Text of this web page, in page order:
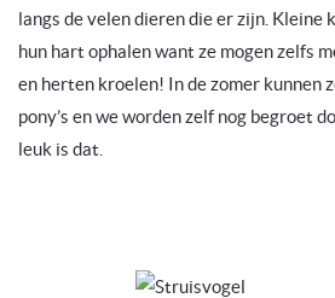
langs de velen dieren die er zijn. Kleine
hun hart ophalen want ze mogen zelfs
en herten kroelen! In de zomer kunnen
pony’s en we worden zelf nog begroet
leuk is dat.